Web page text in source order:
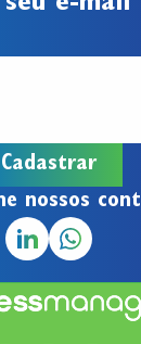
nossos